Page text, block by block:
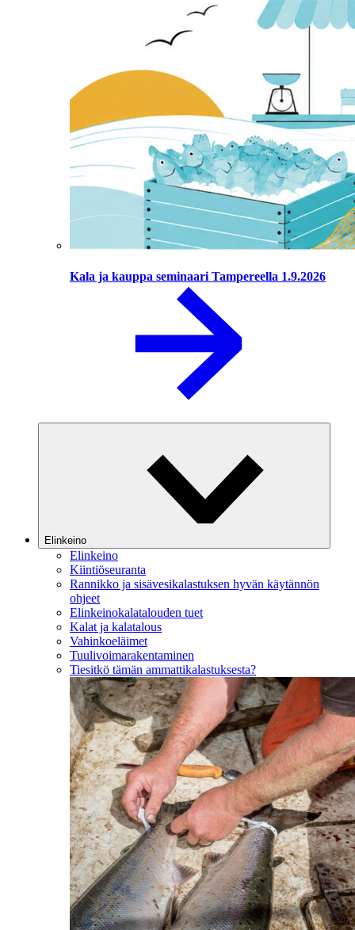
Kala ja kauppa seminaari Tampereella 1.9.2026
Elinkeino
Elinkeino
Kiintiöseuranta
Rannikko ja sisävesikalastuksen hyvän käytännön
ohjeet
Elinkeinokalatalouden tuet
Kalat ja kalatalous
Vahinkoeläimet
Tuulivoimarakentaminen
Tiesitkö tämän ammattikalastuksesta?